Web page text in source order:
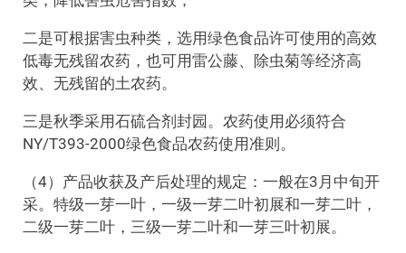
二是可根据害虫种类，选用绿色食品许可使用的高效
低毒无残留农药，也可用雷公藤、除虫菊等经济高
效、无残留的土农药。
三是秋季采用石硫合剂封园。农药使用必须符合
NY/T393-2000绿色食品农药使用准则。
（4）产品收获及产后处理的规定：一般在3月中旬开
采。特级一芽一叶，一级一芽二叶初展和一芽二叶，
二级一芽二叶，三级一芽二叶和一芽三叶初展。